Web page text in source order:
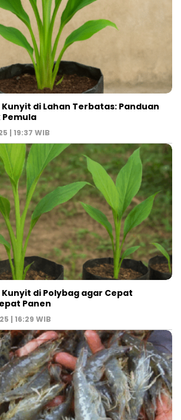
di Lahan Terbatas: Panduan
| 19:37 WIB
di Polybag agar Cepat
Panen
| 16:29 WIB